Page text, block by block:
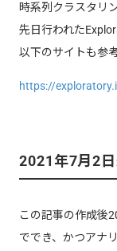
時系列クラスタリ
先日行われた
以下のサイトも参
https://
2021年7月2
この記事の作成後
ででき、かつアナ